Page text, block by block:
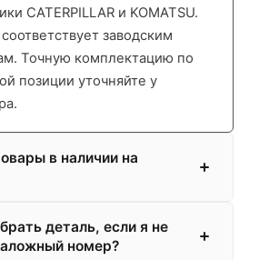
CATERPILLAR и KOMATSU.
заводским
Точную комплектацию по
позиции уточняйте у
в наличии на
деталь, если я не
номер?